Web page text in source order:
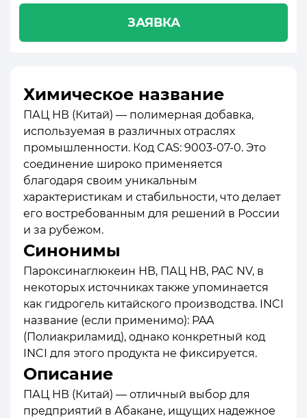
ЗАЯВКА
Химическое название
ПАЦ НВ (Китай) — полимерная добавка,
используемая в различных отраслях
промышленности. Код CAS: 9003-07-0. Это
соединение широко применяется
благодаря своим уникальным
характеристикам и стабильности, что делает
его востребованным для решений в России
и за рубежом.
Синонимы
Пароксинаглюкеин НВ, ПАЦ НВ, PAC NV, в
некоторых источниках также упоминается
как гидрогель китайского производства. INCI
название (если применимо): PAA
(Полиакриламид), однако конкретный код
INCI для этого продукта не фиксируется.
Описание
ПАЦ НВ (Китай) — отличный выбор для
предприятий в Абакане, ищущих надежное